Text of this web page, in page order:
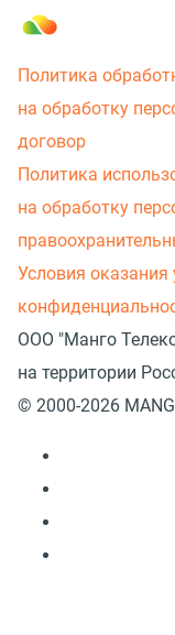
Политика
на обработку
договор
Политика
на обработку
Условия оказания
ООО "Манго
на территории
© 2000-2026